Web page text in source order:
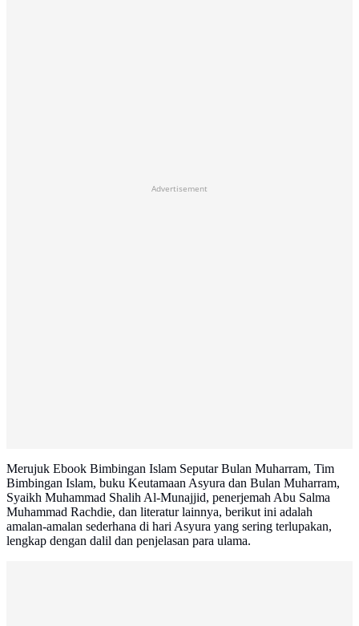
Advertisement
Merujuk Ebook Bimbingan Islam Seputar Bulan Muharram, Tim
Bimbingan Islam, buku Keutamaan Asyura dan Bulan Muharram,
Syaikh Muhammad Shalih Al-Munajjid, penerjemah Abu Salma
Muhammad Rachdie, dan literatur lainnya, berikut ini adalah
amalan-amalan sederhana di hari Asyura yang sering terlupakan,
lengkap dengan dalil dan penjelasan para ulama.